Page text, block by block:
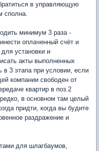
в управляющую
сполна.
минимум 3 раза -
оплаченный счёт и
установки и
акты выполненных
3 этапа при условии, если
компании свободен от
квартир в поз.2
в основном там целый
придти, когда вы будите
раздражение и
для шлагбаумов,